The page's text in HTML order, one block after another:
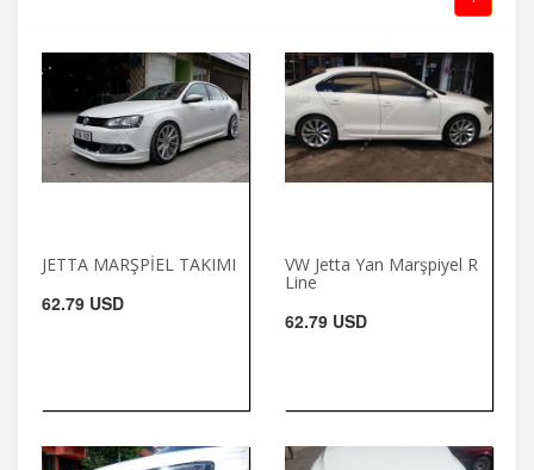
JETTA MARŞPİEL TAKIMI
62.79 USD
VW Jetta Yan Marşpiyel R
Line
62.79 USD